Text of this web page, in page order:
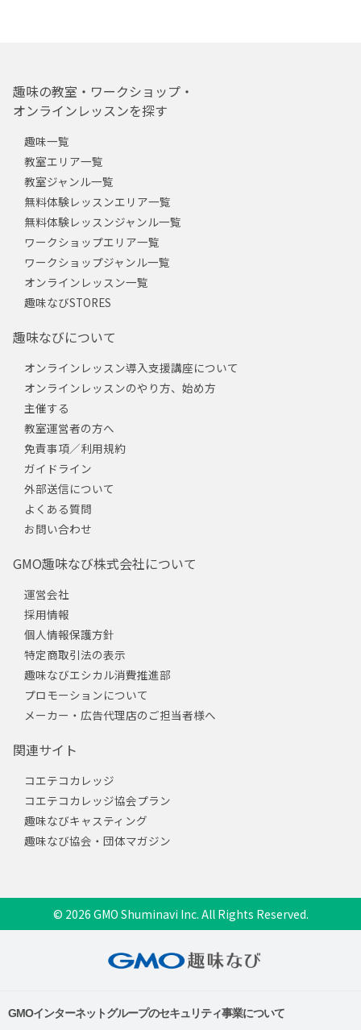
趣味の教室・ワークショップ・
オンラインレッスンを探す
趣味一覧
教室エリア一覧
教室ジャンル一覧
無料体験レッスンエリア一覧
無料体験レッスンジャンル一覧
ワークショップエリア一覧
ワークショップジャンル一覧
オンラインレッスン一覧
趣味なびSTORES
趣味なびについて
オンラインレッスン導入支援講座について
オンラインレッスンのやり方、始め方
主催する
教室運営者の方へ
免責事項／利用規約
ガイドライン
外部送信について
よくある質問
お問い合わせ
GMO趣味なび株式会社について
運営会社
採用情報
個人情報保護方針
特定商取引法の表示
趣味なびエシカル消費推進部
プロモーションについて
メーカー・広告代理店のご担当者様へ
関連サイト
コエテコカレッジ
コエテコカレッジ協会プラン
趣味なびキャスティング
趣味なび協会・団体マガジン
© 2026 GMO Shuminavi Inc. All Rights Reserved.